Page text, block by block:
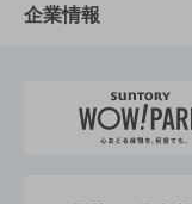
栄養成分一覧
工場見学
地域情報
サントリーホール
サントリーサン
サステナビリテ
サントリーが
企業情報
企業概要